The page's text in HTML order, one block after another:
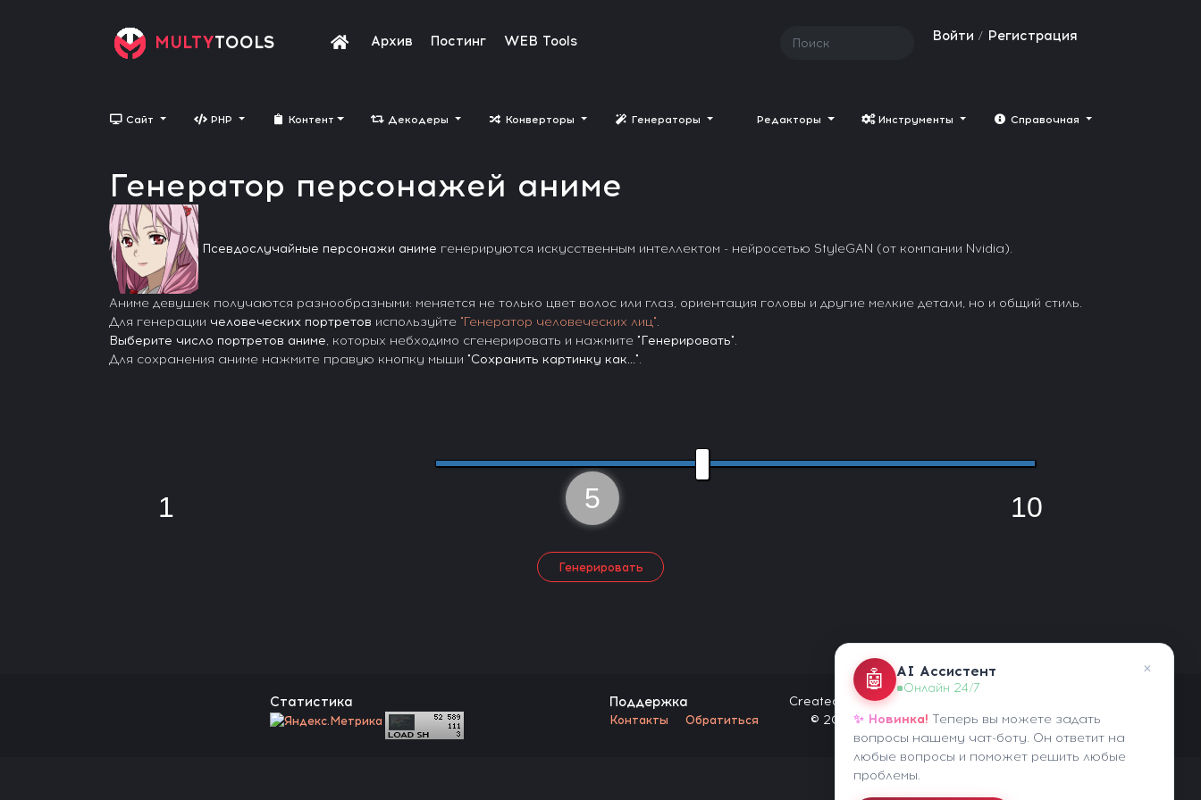
MULTYTOOLS Архив Постинг WEB Tools Войти / Регистрация
Сайт PHP Контент Декодеры Конверторы Генераторы Редакторы Инструменты Cправочная
Генератор персонажей аниме
Псевдослучайные персонажи аниме генерируются искусственным интеллектом - нейросетью StyleGAN (от компании Nvidia).
Аниме девушек получаются разнообразными: меняется не только цвет волос или глаз, ориентация головы и другие мелкие детали, но и общий стиль.
Для генерации человеческих портретов используйте "Генератор человеческих лиц".
Выберите число портретов аниме, которых небходимо сгенерировать и нажмите "Генерировать".
Для сохранения аниме нажмите правую кнопку мыши "Сохранить картинку как...".
1 5 10
Генерировать
🤖 AI Ассистент
Онлайн 24/7
×
✨ Новинка! Теперь вы можете задать
вопросы нашему чат-боту. Он ответит на
любые вопросы и поможет решить любые
проблемы.
Статистика Поддержка
Контакты Обратиться
Created by HackChik
© 2020-2026